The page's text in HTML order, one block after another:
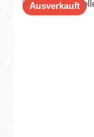
Ausverkauft